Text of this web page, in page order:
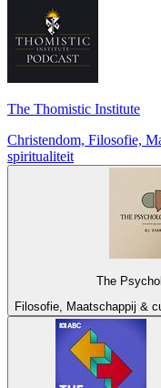
The Thomistic Institute
Christendom, Filosofie,
spiritualiteit
The
Filosofie, Maatschappij &